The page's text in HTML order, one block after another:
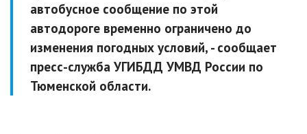
автобусное сообщение по этой
автодороге временно ограничено до
изменения погодных условий, - сообщает
пресс-служба УГИБДД УМВД России по
Тюменской области.